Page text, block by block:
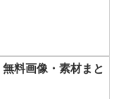
料画像・素材まと